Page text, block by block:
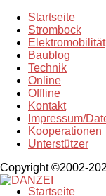
Startseite
Strombock
Elektromobilität
Baublog
Technik
Online
Offline
Kontakt
Impressum/
Kooperationen
Unterstützer
Copyright ©2002-
Startseite